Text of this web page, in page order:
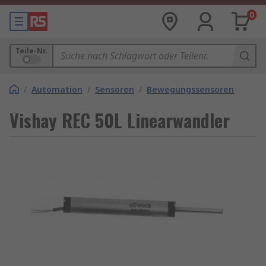
0
Teile-Nr.
/ Automation / Sensoren / Bewegungssensoren
Vishay REC 50L Linearwandler